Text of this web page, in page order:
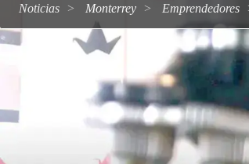
Noticias Monterrey emprendedores